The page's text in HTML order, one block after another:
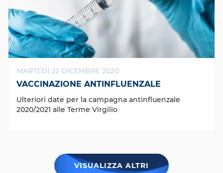
MARTEDÌ 22 DICEMBRE 2020
VACCINAZIONE ANTINFLUENZALE
Ulteriori date per la campagna antinfluenzale
2020/2021 alle Terme Virgilio
VISUALIZZA ALTRI